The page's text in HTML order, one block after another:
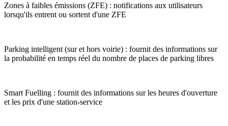
Zones à faibles émissions (ZFE) : notifications aux utilisateurs
lorsqu'ils entrent ou sortent d'une ZFE
Parking intelligent (sur et hors voirie) : fournit des informations sur
la probabilité en temps réel du nombre de places de parking libres
Smart Fuelling : fournit des informations sur les heures d'ouverture
et les prix d'une station-service